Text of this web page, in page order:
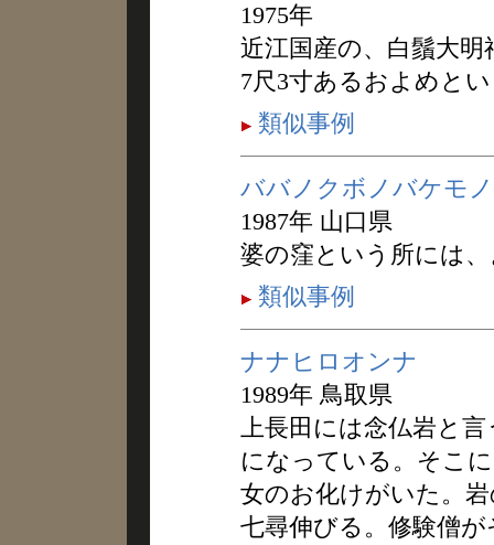
1975年
近江国産の、白鬚大
7尺3寸あるおよめと
類似事例
ババノクボノバケモノ
1987年 山口県
婆の窪という所には
類似事例
ナナヒロオンナ
1989年 鳥取県
上長田には念仏岩と
になっている。そこ
女のお化けがいた。
七尋伸びる。修験僧